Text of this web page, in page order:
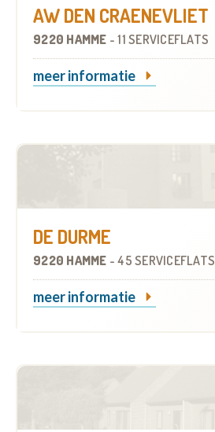
AW DEN CRAENEVLIET
9220 HAMME -11 SERVICEFLATS
meer informatie
DE DURME
9220 HAMME -45 SERVICEFLATS
meer informatie